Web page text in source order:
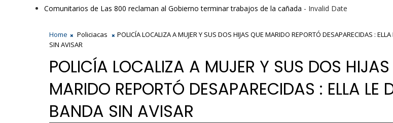
Comunitarios de Las 800 reclaman al Gobierno terminar trabajos de la cañada - Invalid Date
Home Policiacas
POLICÍA LOCALIZA A MUJER Y SUS DOS HIJAS QUE MARIDO REPORTÓ DESAPARECIDAS :
SIN AVISAR
POLICÍA LOCALIZA A MUJER Y SUS DOS HIJAS
MARIDO REPORTÓ DESAPARECIDAS : ELLA LE
BANDA SIN AVISAR